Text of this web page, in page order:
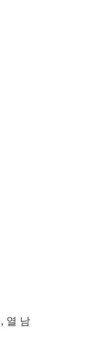
, 열 남